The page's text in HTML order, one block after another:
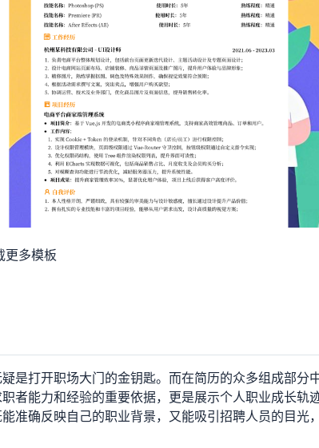
更多模板
是打开职场大门的金钥匙。而在简历的众多组成部分
者能力和经验的重要依据，更是展示个人职业成长轨
准确反映自己的职业背景，又能吸引招聘人员的目光